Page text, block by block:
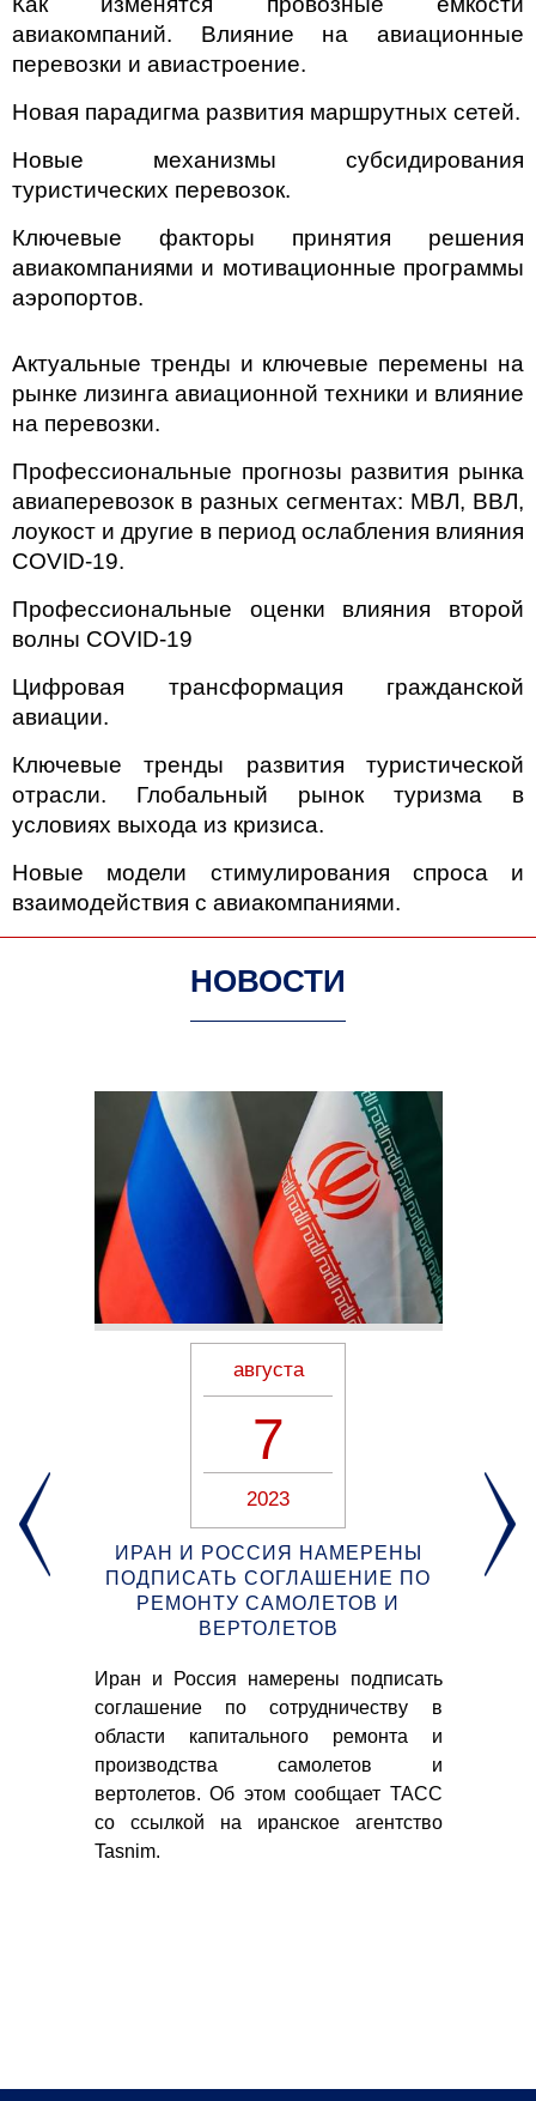
авиакомпаний. Влияние на авиационные
перевозки и авиастроение.
Новая парадигма развития маршрутных сетей.
Новые механизмы субсидирования
туристических перевозок.
Ключевые факторы принятия решения
авиакомпаниями и мотивационные программы
аэропортов.
Актуальные тренды и ключевые перемены на
рынке лизинга авиационной техники и влияние
на перевозки.
Профессиональные прогнозы развития рынка
авиаперевозок в разных сегментах: МВЛ, ВВЛ,
лоукост и другие в период ослабления влияния
COVID-19.
Профессиональные оценки влияния второй
волны COVID-19
Цифровая трансформация гражданской
авиации.
Ключевые тренды развития туристической
отрасли. Глобальный рынок туризма в
условиях выхода из кризиса.
Новые модели стимулирования спроса и
взаимодействия с авиакомпаниями.
НОВОСТИ
августа
7
2023
ИРАН И РОССИЯ НАМЕРЕНЫ
ПОДПИСАТЬ СОГЛАШЕНИЕ ПО
РЕМОНТУ САМОЛЕТОВ И
ВЕРТОЛЕТОВ
Иран и Россия намерены подписать
соглашение по сотрудничеству в
области капитального ремонта и
производства самолетов и
вертолетов. Об этом сообщает ТАСС
со ссылкой на иранское агентство
Tasnim.